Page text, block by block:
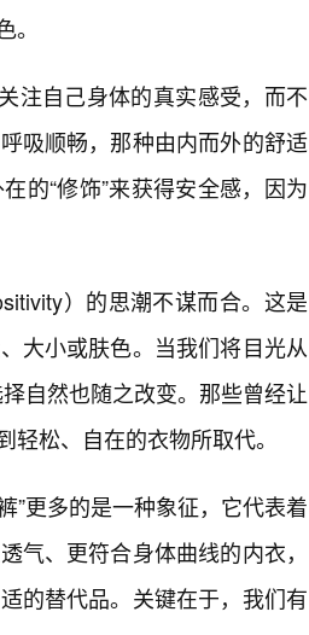
注自己身体的真实感受，而不
吸顺畅，那种由内而外的舒适
的“修饰”来获得安全感，因为
）的思潮不谋而合。这是
大小或肤色。当我们将目光从
自然也随之改变。那些曾经让
松、自在的衣物所取代。
”更多的是一种象征，它代表着
气、更符合身体曲线的内衣，
的替代品。关键在于，我们有